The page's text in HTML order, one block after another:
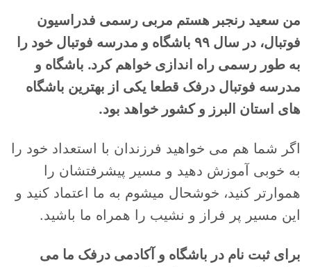
من سعید رنجبر هستم مربی رسمی فدراسیون
فوتبال، در سال ۹۹ باشگاه و مدرسه فوتبال خود را
به طور رسمی راه اندازی خواهم کرد. باشگاه و
مدرسه فوتبال درفک قطعا یکی از بهترین باشگاه
های استان البرز و کشور خواهد بود.
اگر شما هم می خواهید فرزندان با استعداد خود را
به خوبی آموزش دهید و مسیر پیشرفتشان را
هموارتر کنید، خوشحال میشوم به ما اعتماد کنید و
این مسیر پر فراز و نشیب را همراه ما باشید.
برای ثبت نام در باشگاه و آکادمی درفک ما می